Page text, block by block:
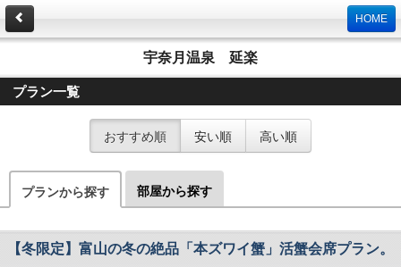
HOME
宇奈月温泉 延楽
プラン一覧
おすすめ順 安い順 高い順
プランから探す 部屋から探す
【冬限定】富山の冬の絶品「本ズワイ蟹」活蟹会席プラン。